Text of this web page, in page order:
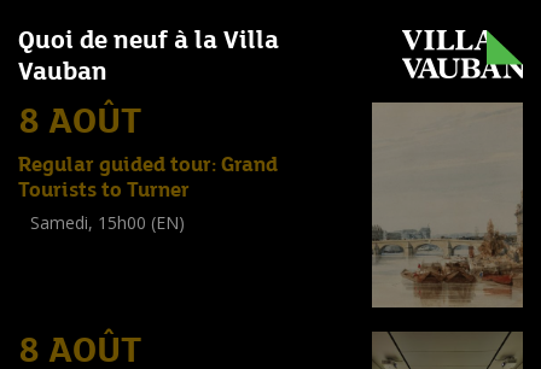
Quoi de neuf à la Villa
Vauban
8 AOÛT
Regular guided tour: Grand
Tourists to Turner
Samedi, 15h00 (EN)
8 AOÛT